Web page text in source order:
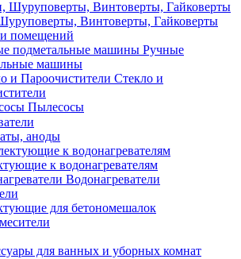
Винтоверты, Гайковерты
помещений
Ручные
машины
Стекло и
Пылесосы
аноды
к водонагревателям
Водонагреватели
для бетономешалок